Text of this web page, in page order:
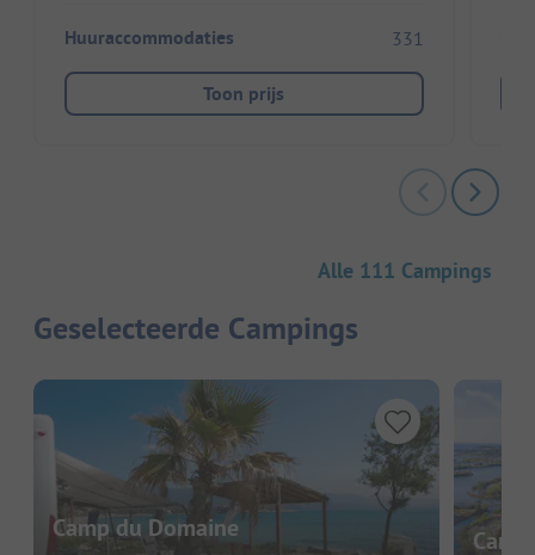
Huuraccommodaties 331
Toon prijs
Alle 111 Campings
Geselecteerde Campings
Camp du Domaine